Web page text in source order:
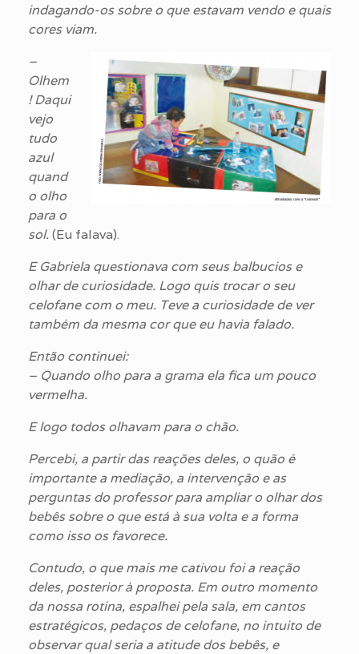
indagando-os sobre o que estavam vendo e quais
cores viam.
–
Olhem
! Daqui
vejo
tudo
azul
quand
o olho
para o
sol.(Eu falava).
E Gabriela questionava com seus balbucios e
olhar de curiosidade. Logo quis trocar o seu
celofane com o meu. Teve a curiosidade de ver
também da mesma cor que eu havia falado.
Então continuei:
– Quando olho para a grama ela fica um pouco
vermelha.
E logo todos olhavam para o chão.
Percebi, a partir das reações deles, o quão é
importante a mediação, a intervenção e as
perguntas do professor para ampliar o olhar dos
bebês sobre o que está à sua volta e a forma
como isso os favorece.
Contudo, o que mais me cativou foi a reação
deles, posterior à proposta. Em outro momento
da nossa rotina, espalhei pela sala, em cantos
estratégicos, pedaços de celofane, no intuito de
observar qual seria a atitude dos bebês, e